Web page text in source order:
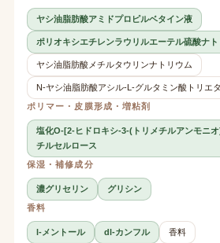
ヤシ油脂肪酸アミドプロピルベタイン液
ポリオキシエチレンラウリルエーテル硫酸ナト
ヤシ油脂肪酸メチルタウリンナトリウム
N-ヤシ油脂肪酸アシル-L-グルタミン酸トリエ
ポリマー・皮膜形成・増粘剤
塩化O-[2-ヒドロキシ-3-(トリメチルアンモニ
チルセルロース
保湿・補修成分
濃グリセリン
グリシン
香料
l-メントール dl-カンフル
香料